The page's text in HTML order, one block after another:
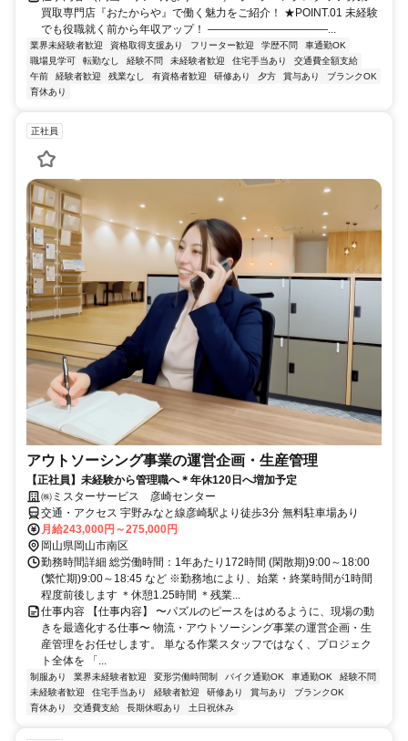
買取専門店『おたからや』で働く魅力をご紹介！ ★POINT.01 未経験
でも役職就く前から年収アップ！ ―――――――――――...
業界未経験者歓迎 資格取得支援あり フリーター歓迎 学歴不問
車通勤OK
職場見学可
転勤なし 経験不問 未経験者歓迎 住宅手当あり
交通費全額支給
午前
経験者歓迎 残業なし 有資格者歓迎 研修あり 夕方 賞与あり
ブランクOK
育休あり
正社員
アウトソーシング事業の運営企画・生産管理
【正社員】未経験から管理職へ＊年休120日へ増加予定
㈱ミスターサービス 彦崎センター
交通・アクセス 宇野みなと線彦崎駅より徒歩3分 無料駐車場あり
月給243,000円～275,000円
岡山県岡山市南区
勤務時間詳細 総労働時間：1年あたり172時間 (閑散期)9:00～18:00
(繁忙期)9:00～18:45 など ※勤務地により、始業・終業時間が1時間
程度前後します ＊休憩1.25時間 ＊残業...
仕事内容 【仕事内容】 〜パズルのピースをはめるように、現場の動
きを最適化する仕事〜 物流・アウトソーシング事業の運営企画・生
産管理をお任せします。 単なる作業スタッフではなく、プロジェク
ト全体を 「...
制服あり 業界未経験者歓迎 変形労働時間制 バイク通勤OK 車通勤OK
経験不問
未経験者歓迎
住宅手当あり 経験者歓迎 研修あり 賞与あり
ブランクOK
育休あり
交通費支給 長期休暇あり 土日祝休み